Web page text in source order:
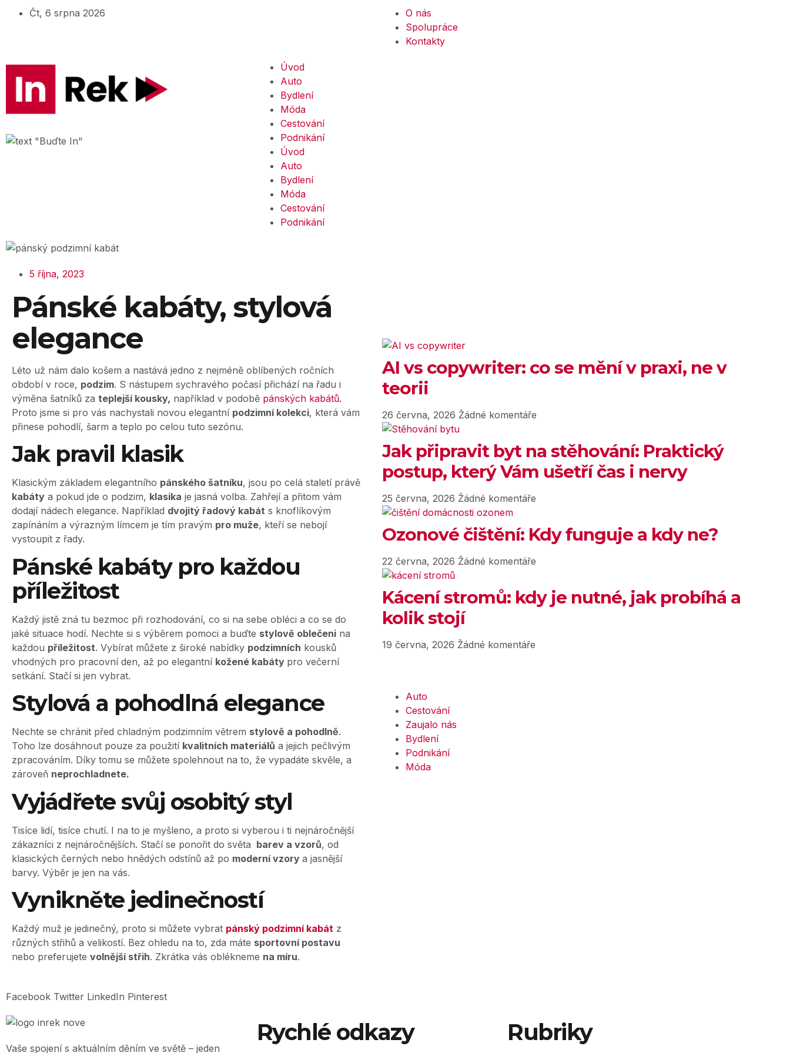
Čt, 6 srpna 2026
O nás
Spolupráce
Kontakty
Úvod
Auto
Bydlení
Móda
Cestování
Podnikání
Úvod
Auto
Bydlení
Móda
Cestování
Podnikání
5 října, 2023
Pánské kabáty, stylová
elegance
Léto už nám dalo košem a nastává jedno z nejméně oblíbených ročních
období v roce, podzim. S nástupem sychravého počasí přichází na řadu i
výměna šatníků za teplejší kousky, například v podobě pánských kabátů.
Proto jsme si pro vás nachystali novou elegantní podzimní kolekci, která vám
přinese pohodlí, šarm a teplo po celou tuto sezónu.
Jak pravil klasik
Klasickým základem elegantního pánského šatníku, jsou po celá staletí právě
kabáty a pokud jde o podzim, klasika je jasná volba. Zahřejí a přitom vám
dodají nádech elegance. Například dvojitý řadový kabát s knoflíkovým
zapínáním a výrazným límcem je tím pravým pro muže, kteří se nebojí
vystoupit z řady.
Pánské kabáty pro každou
příležitost
Každý jistě zná tu bezmoc při rozhodování, co si na sebe obléci a co se do
jaké situace hodí. Nechte si s výběrem pomoci a buďte stylově oblečeni na
každou příležitost. Vybírat můžete z široké nabídky podzimních kousků
vhodných pro pracovní den, až po elegantní kožené kabáty pro večerní
setkání. Stačí si jen vybrat.
Stylová a pohodlná elegance
Nechte se chránit před chladným podzimním větrem stylově a pohodlně.
Toho lze dosáhnout pouze za použití kvalitních materiálů a jejich pečlivým
zpracováním. Díky tomu se můžete spolehnout na to, že vypadáte skvěle, a
zároveň neprochladnete.
Vyjádřete svůj osobitý styl
Tisíce lidí, tisíce chutí. I na to je myšleno, a proto si vyberou i ti nejnáročnější
zákazníci z nejnáročnějších. Stačí se ponořit do světa barev a vzorů, od
klasických černých nebo hnědých odstínů až po moderní vzory a jasnější
barvy. Výběr je jen na vás.
Vynikněte jedinečností
Každý muž je jedinečný, proto si můžete vybrat pánský podzimní kabát z
různých střihů a velikostí. Bez ohledu na to, zda máte sportovní postavu
nebo preferujete volnější střih. Zkrátka vás oblékneme na míru.
Facebook Twitter LinkedIn Pinterest
AI vs copywriter: co se mění v praxi, ne v
teorii
26 června, 2026 Žádné komentáře
Jak připravit byt na stěhování: Praktický
postup, který Vám ušetří čas i nervy
25 června, 2026 Žádné komentáře
Ozonové čištění: Kdy funguje a kdy ne?
22 června, 2026 Žádné komentáře
Kácení stromů: kdy je nutné, jak probíhá a
kolik stojí
19 června, 2026 Žádné komentáře
Auto
Cestování
Zaujalo nás
Bydlení
Podnikání
Móda
Vaše spojení s aktuálním děním ve světě – jeden
Rychlé odkazy Rubriky